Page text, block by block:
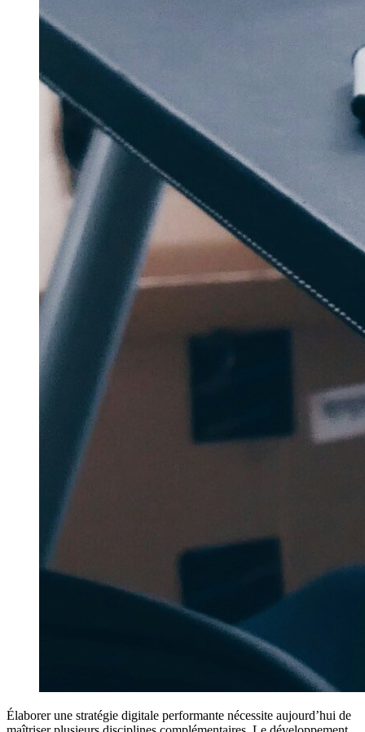
Élaborer une stratégie digitale performante nécessite aujourd’hui de